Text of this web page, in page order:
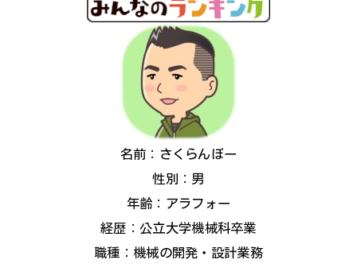
名前：さくらんぼー
性別：男
年齢：アラフォー
経歴：公立大学機械科卒業
職種：機械の開発・設計業務